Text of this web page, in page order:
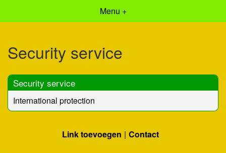
Menu +
Security service
Security service
International protection
Link toevoegen Contact